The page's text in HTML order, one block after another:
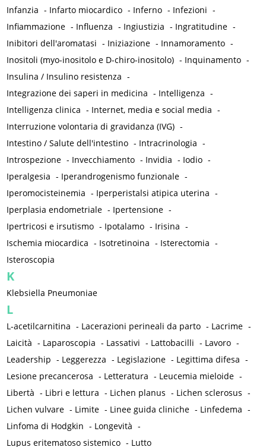
Infanzia - Infarto miocardico - Inferno - Infezioni -
Infiammazione - Influenza - Ingiustizia - Ingratitudine -
Inibitori dell'aromatasi - Iniziazione - Innamoramento -
Inositoli (myo-inositolo e D-chiro-inositolo) - Inquinamento -
Insulina / Insulino resistenza -
Integrazione dei saperi in medicina - Intelligenza -
Intelligenza clinica - Internet, media e social media -
Interruzione volontaria di gravidanza (IVG) -
Intestino / Salute dell'intestino - Intracrinologia -
Introspezione - Invecchiamento - Invidia - Iodio -
Iperalgesia - Iperandrogenismo funzionale -
Iperomocisteinemia - Iperperistalsi atipica uterina -
Iperplasia endometriale - Ipertensione -
Ipertricosi e irsutismo - Ipotalamo - Irisina -
Ischemia miocardica - Isotretinoina - Isterectomia -
Isteroscopia
K
Klebsiella Pneumoniae
L
L-acetilcarnitina - Lacerazioni perineali da parto - Lacrime -
Laicità - Laparoscopia - Lassativi - Lattobacilli - Lavoro -
Leadership - Leggerezza - Legislazione - Legittima difesa -
Lesione precancerosa - Letteratura - Leucemia mieloide -
Libertà - Libri e lettura - Lichen planus - Lichen sclerosus -
Lichen vulvare - Limite - Linee guida cliniche - Linfedema -
Linfoma di Hodgkin - Longevità -
Lupus eritematoso sistemico - Lutto